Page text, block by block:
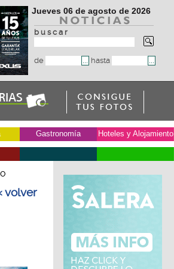
Jueves 06 de agosto de 2026
b u s c a r
de hasta
Gastronomía Hoteles y Alojamiento
volver